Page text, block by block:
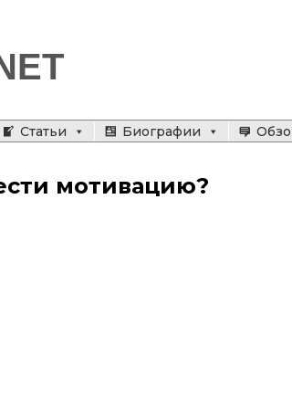
Статьи Биографии
мотивацию?